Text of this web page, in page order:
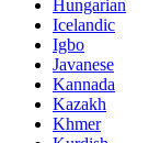
Hungarian
Icelandic
Igbo
Javanese
Kannada
Kazakh
Khmer